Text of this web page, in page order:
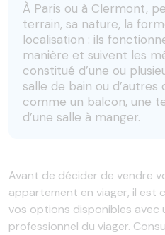
À Paris ou à Clermont,
terrain, sa nature, la
localisation : ils
manière et suivent les
constitué d’une ou
salle de bain ou
comme un balcon, une
d’une salle à manger.
Avant de décider de vendre
appartement en viager, il est
vos options disponibles avec
professionnel du viager.